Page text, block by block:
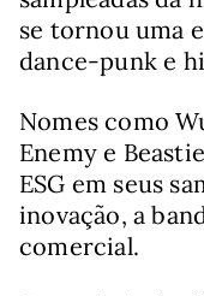
se tornou uma
dance-punk e
Nomes como
Enemy e
ESG em seus
inovação, a
comercial.